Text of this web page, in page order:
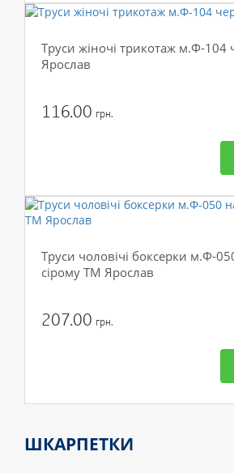
Труси жіночі трикотаж м.Ф-104
Ярослав
116.00 грн.
Труси чоловічі боксерки м.Ф-
сірому ТМ Ярослав
207.00 грн.
ШКАРПЕТКИ